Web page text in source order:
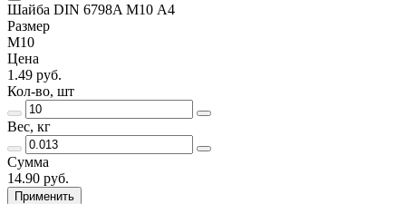
Шайба DIN 6798A М10 А4
Размер
М10
Цена
1.49 руб.
Кол-во, шт
Вес, кг
Сумма
14.90 руб.
Применить